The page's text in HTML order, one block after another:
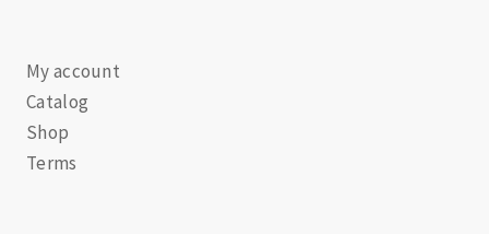
My account
Catalog
Shop
Terms